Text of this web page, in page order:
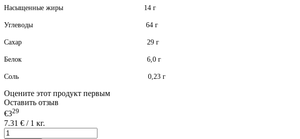
Насыщенные жиры 14 г
Углеводы 64 г
Сахар 29 г
Белок 6,0 г
Соль 0,23 г
Оцените этот продукт первым
Оставить отзыв
€329
7.31 € / 1 кг.